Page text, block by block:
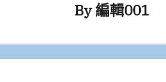
By編輯001